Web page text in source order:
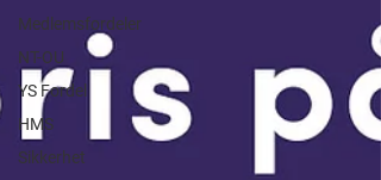
Medlemsfordeler
NT-OU
YS Fordel
HMS
Sikkerhet